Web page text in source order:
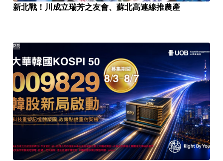
新北戰！川成立瑞芳之友會、蘇北高連線推農產
PR